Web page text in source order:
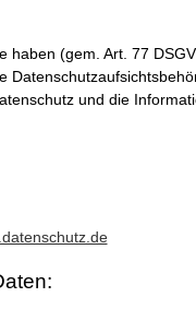
haben (gem. Art. 77
und die